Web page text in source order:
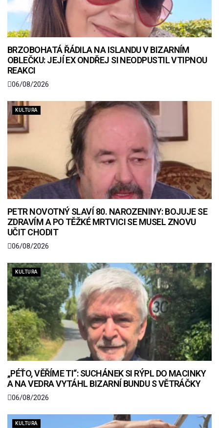
BRZOBOHATÁ ŘÁDILA NA ISLANDU V BIZARNÍM
OBLEČKU: JEJÍ EX ONDŘEJ SI NEODPUSTIL VTIPNOU
REAKCI
06/08/2026
KULTURA
PETR NOVOTNÝ SLAVÍ 80. NAROZENINY: BOJUJE SE
ZDRAVÍM A PO TĚŽKÉ MRTVICI SE MUSEL ZNOVU
UČIT CHODIT
06/08/2026
KULTURA
„PÉŤO, VĚŘÍME TI“: SUCHÁNEK SI RÝPL DO MACINKY
A NA VEDRA VYTÁHL BIZARNÍ BUNDU S VĚTRÁČKY
06/08/2026
KULTURA